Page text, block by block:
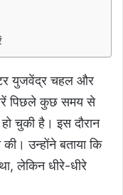
युजवेंद्र चहल और
पिछले कुछ समय से
चुकी है। इस दौरान
उन्होंने बताया कि
लेकिन धीरे-धीरे